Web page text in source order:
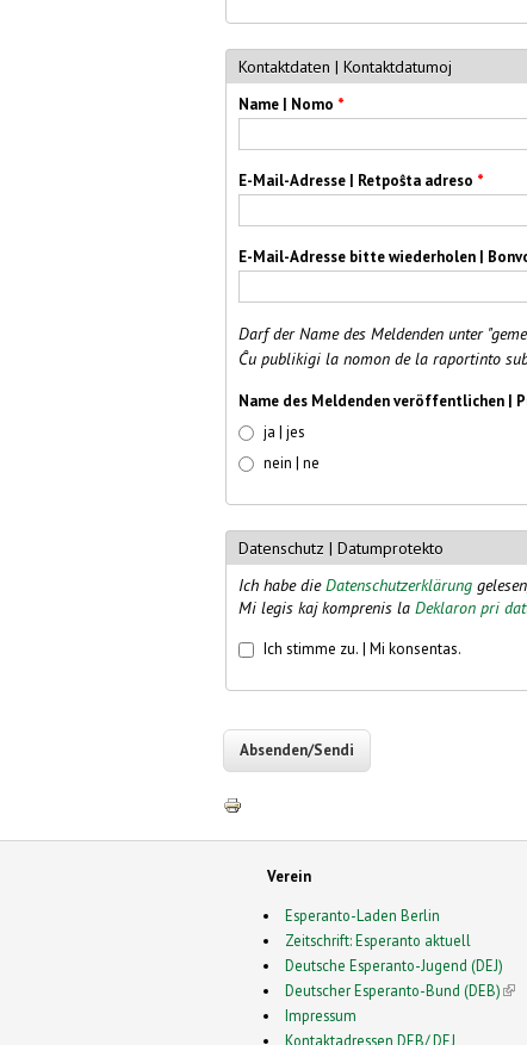
Kontaktdaten | Kontaktdatumoj
Name | Nomo *
E-Mail-Adresse | Retpoŝta adreso *
E-Mail-Adresse bitte wiederholen |
Darf der Name des Meldenden unter
Ĉu publikigi la nomon de la raportinto
Name des Meldenden veröffentlichen |
ja | jes
nein | ne
Datenschutz | Datumprotekto
Ich habe dieDatenschutzerklärung
Mi legis kaj komprenis la Deklaron pri
Datenschutz*
Ich stimme zu. | Mi konsentas.
Verein
Esperanto-Laden Berlin
Zeitschrift: Esperanto aktuell
Deutsche Esperanto-Jugend (DEJ)
Deutscher Esperanto-Bund (DEB)
Impressum
Kontaktadressen DEB/ DEJ